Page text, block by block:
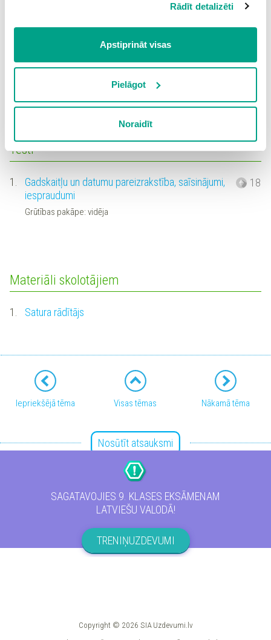
Spiežot uz pogas “Apstiprināt visas”, Jūs piekrītat visām
sīkdatnēm, kas atrodas šajā tīmekļa vietnē, ieskaitot
trešo pušu mārketinga sīkdatnes. Spiežot uz pogas
vietnē, izņemot “Nepieciešamās” sīkdatnes, kuru
izmantošanai nav nepieciešams iegūt lietotāja piekrišanu.
Spiežot uz pogas “Apstiprināt izvēlētās”, Jūs varat mainīt
sīkdatņu politikuun ir iespēja atsaukt savu
piekrišanu sadaļā “Sīkdatņu iestatījumi”.
Rādīt detalizēti
Apstiprināt visas
Pielāgot
Noraidīt
Grūtības pakāpe: augsta
13. Teikums ar divdabja teicienu
Grūtības pakāpe: augsta
4
Testi
1.
Gadskaitļu un datumu pareizrakstība, saīsinājumi,
iespraudumi
Grūtības pakāpe: vidēja
18
Materiāli skolotājiem
1. Satura rādītājs
Iepriekšējā tēma Visas tēmas Nākamā tēma
Nosūtīt atsauksmi
Copyright © 2026 SIA Uzdevumi.lv